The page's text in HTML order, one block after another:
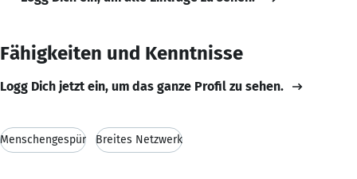
Fähigkeiten und Kenntnisse
Logg Dich jetzt ein, um das ganze Profil zu sehen.
Menschengespür Breites Netzwerk